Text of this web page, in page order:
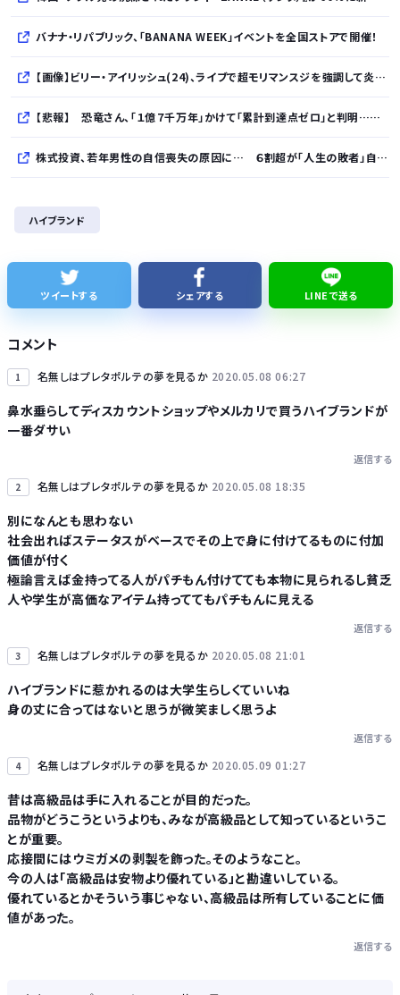
バナナ・リパブリック、「BANANA WEEK」イベントを全国ストアで開催！
【画像】ビリー・アイリッシュ(24)、ライブで超モリマンスジを強調して炎上ｗｗｗｗｗｗｗｗ
【悲報】 恐竜さん、「１億７千万年」かけて「累計到達点ゼロ」と判明………
株式投資、若年男性の自信喪失の原因に… ６割超が「人生の敗者」自認か
【ナゾロジー】老化をほぼ克服しても「体細胞変異」が残ればヒトの寿命は156年、数理モデルで推定
Powered by livedoor 相互RSS
ハイブランド
ツイートする シェアする LINEで送る
コメント
1 名無しはプレタポルテの夢を見るか 2020.05.08 06:27
鼻水垂らしてディスカウントショップやメルカリで買うハイブランドが
一番ダサい
返信する
2 名無しはプレタポルテの夢を見るか 2020.05.08 18:35
別になんとも思わない
社会出ればステータスがベースでその上で身に付けてるものに付加
価値が付く
極論言えば金持ってる人がパチもん付けてても本物に見られるし貧乏
人や学生が高価なアイテム持っててもパチもんに見える
返信する
3 名無しはプレタポルテの夢を見るか 2020.05.08 21:01
ハイブランドに惹かれるのは大学生らしくていいね
身の丈に合ってはないと思うが微笑ましく思うよ
返信する
4 名無しはプレタポルテの夢を見るか 2020.05.09 01:27
昔は高級品は手に入れることが目的だった。
品物がどうこうというよりも、みなが高級品として知っているというこ
とが重要。
応接間にはウミガメの剥製を飾った。そのようなこと。
今の人は「高級品は安物より優れている」と勘違いしている。
優れているとかそういう事じゃない、高級品は所有していることに価
値があった。
返信する